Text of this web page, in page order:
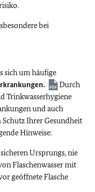
bei
sich um häufige
Durch
Trinkwasserhygiene
und auch
Schutz Ihrer Gesundheit
Hinweise:
Ursprungs, nie
Flaschenwasser mit
geöffnete Flasche